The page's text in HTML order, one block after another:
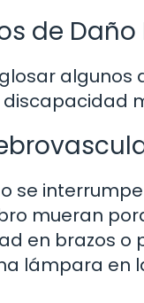
de
se
mueran
en brazos o
lámpara en